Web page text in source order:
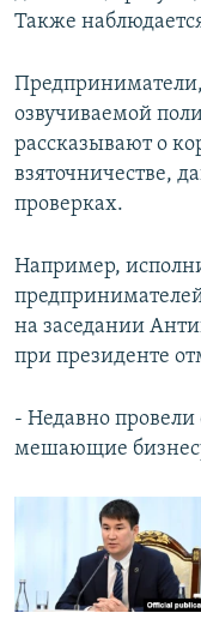
Также
озвучиваемой
рассказывают о
взяточничестве,
проверках.
Например,
на заседании
при президенте
- Недавно провели
мешающие